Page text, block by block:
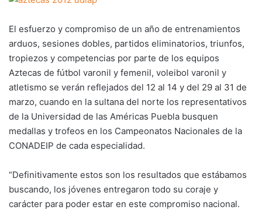
El esfuerzo y compromiso de un año de entrenamientos
arduos, sesiones dobles, partidos eliminatorios, triunfos,
tropiezos y competencias por parte de los equipos
Aztecas de fútbol varonil y femenil, voleibol varonil y
atletismo se verán reflejados del 12 al 14 y del 29 al 31 de
marzo, cuando en la sultana del norte los representativos
de la Universidad de las Américas Puebla busquen
medallas y trofeos en los Campeonatos Nacionales de la
CONADEIP de cada especialidad.
“Definitivamente estos son los resultados que estábamos
buscando, los jóvenes entregaron todo su coraje y
carácter para poder estar en este compromiso nacional.